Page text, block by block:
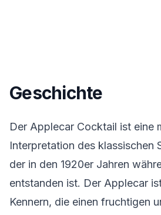
Geschichte
Der Applecar Cocktail ist eine
Interpretation des klassischen
der in den 1920er Jahren
entstanden ist. Der Applecar
Kennern, die einen fruchtigen